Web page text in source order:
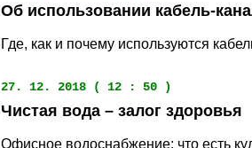
Об использовании кабель-
Где, как и почему используются
27. 12. 2018 ( 12 : 50 )
Чистая вода – залог здоровья
Офисное водоснабжение: что есть